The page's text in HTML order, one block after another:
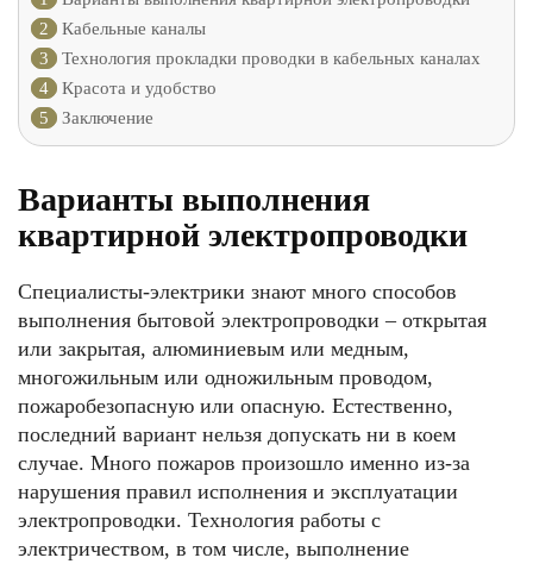
2
Кабельные каналы
3
Технология прокладки проводки в кабельных каналах
4
Красота и удобство
5
Заключение
Варианты выполнения
квартирной электропроводки
Специалисты-электрики знают много способов
выполнения бытовой электропроводки – открытая
или закрытая, алюминиевым или медным,
многожильным или одножильным проводом,
пожаробезопасную или опасную. Естественно,
последний вариант нельзя допускать ни в коем
случае. Много пожаров произошло именно из-за
нарушения правил исполнения и эксплуатации
электропроводки. Технология работы с
электричеством, в том числе, выполнение